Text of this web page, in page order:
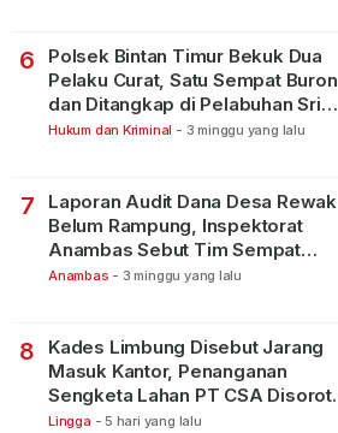
6
Polsek Bintan Timur Bekuk Dua
Pelaku Curat, Satu Sempat Buron
dan Ditangkap di Pelabuhan Sri
Bintan Pura
Hukum dan Kriminal - 3 minggu yang lalu
7
Laporan Audit Dana Desa Rewak
Belum Rampung, Inspektorat
Anambas Sebut Tim Sempat
Terbagi Tangani Kasus Lain
Anambas - 3 minggu yang lalu
8
Kades Limbung Disebut Jarang
Masuk Kantor, Penanganan
Sengketa Lahan PT CSA Disorot
Warga
Lingga - 5 hari yang lalu